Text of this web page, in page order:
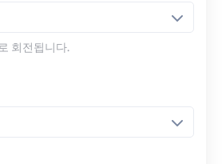
회전됩니다.